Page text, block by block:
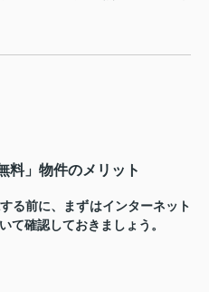
料」物件のメリット
る前に、まずはインターネット
て確認しておきましょう。